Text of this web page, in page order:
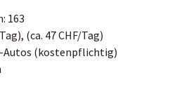
163
(ca. 47 CHF/Tag)
Autos (kostenpflichtig)